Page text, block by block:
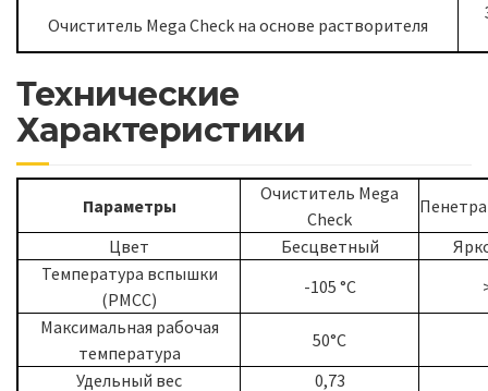
Очиститель Mega Check на основе растворителя
Технические
Характеристики
Параметры
Очиститель Mega
Check
Цвет
Бесцветный
Температура вспышки
(PMCC)
-105 °C
Максимальная рабочая
температура
50°С
Удельный вес
0,73